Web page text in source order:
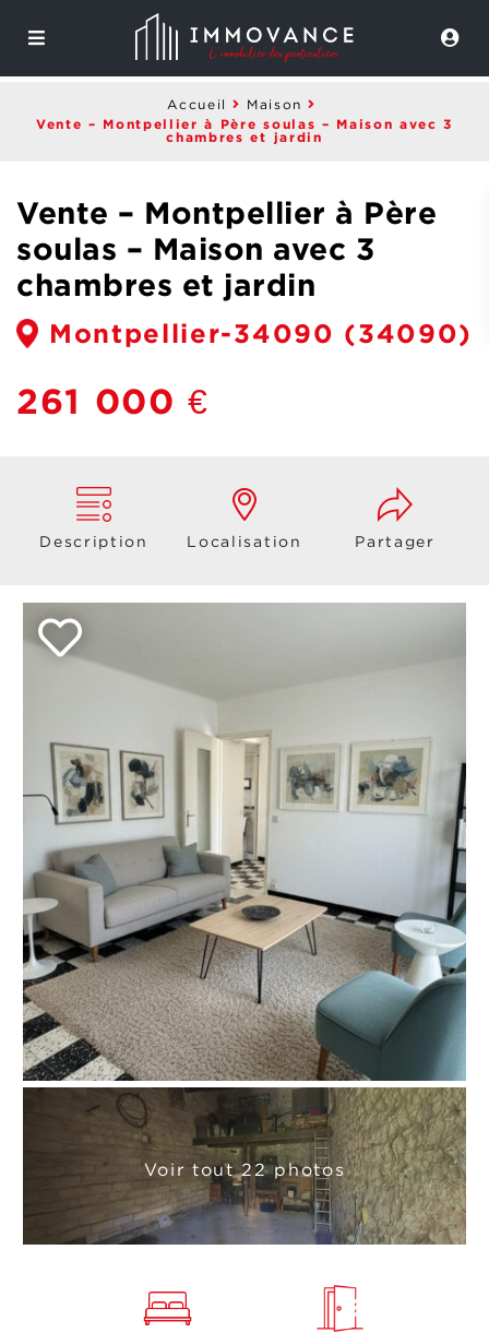
Accueil Maison
Vente – Montpellier à Père soulas – Maison avec 3
chambres et jardin
Vente – Montpellier à Père
soulas – Maison avec 3
chambres et jardin
Montpellier-34090 (34090)
261 000 €
Description Localisation Partager
Voir tout 22 photos